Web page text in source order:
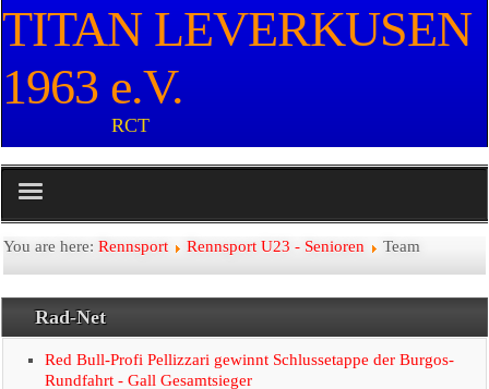
TITAN LEVERKUSEN
1963 e.V.
RCT
Startseite
Der Verein
Radtouristik
You are here: Rennsport Rennsport U23 - Senioren Team
Rad-Net
Red Bull-Profi Pellizzari gewinnt Schlussetappe der Burgos-
Rundfahrt - Gall Gesamtsieger